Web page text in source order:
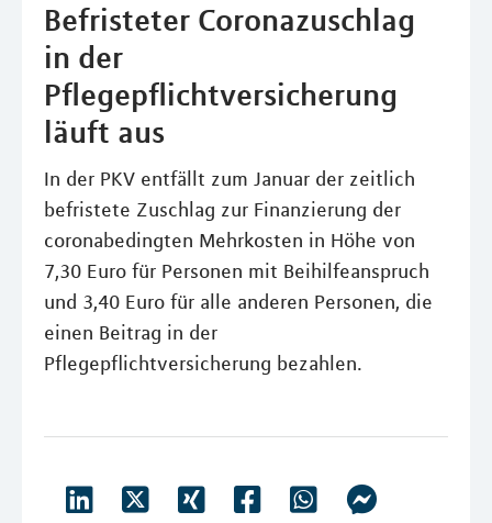
Befristeter Coronazuschlag
in der
Pflegepflichtversicherung
läuft aus
In der PKV entfällt zum Januar der zeitlich
befristete Zuschlag zur Finanzierung der
coronabedingten Mehrkosten in Höhe von
7,30 Euro für Personen mit Beihilfeanspruch
und 3,40 Euro für alle anderen Personen, die
einen Beitrag in der
Pflegepflichtversicherung bezahlen.